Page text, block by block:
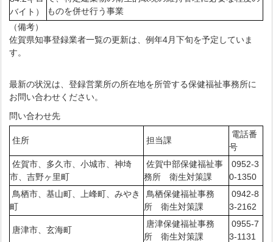
バイト）
ものを併せ行う事業
（備考）
佐賀県知事登録業者一覧の更新は、例年4月下旬を予定していま
す。
最新の状況は、登録営業所の所在地を所管する保健福祉事務所に
お問い合わせください。
問い合わせ先
住所 担当課
電話番
号
佐賀市、多久市、小城市、神埼
市、吉野ヶ里町
佐賀中部保健福祉事
務所 衛生対策課
0952-3
0-1350
鳥栖市、基山町、上峰町、みやき
町
鳥栖保健福祉事務
所 衛生対策課
0942-8
3-2162
唐津市、玄海町
唐津保健福祉事務
所 衛生対策課
0955-7
3-1131